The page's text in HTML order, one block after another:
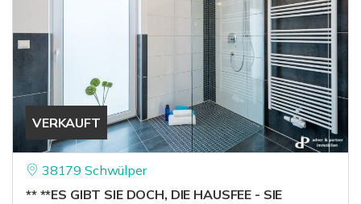
VERKAUFT
38179 Schwülper
** **ES GIBT SIE DOCH, DIE HAUSFEE - SIE